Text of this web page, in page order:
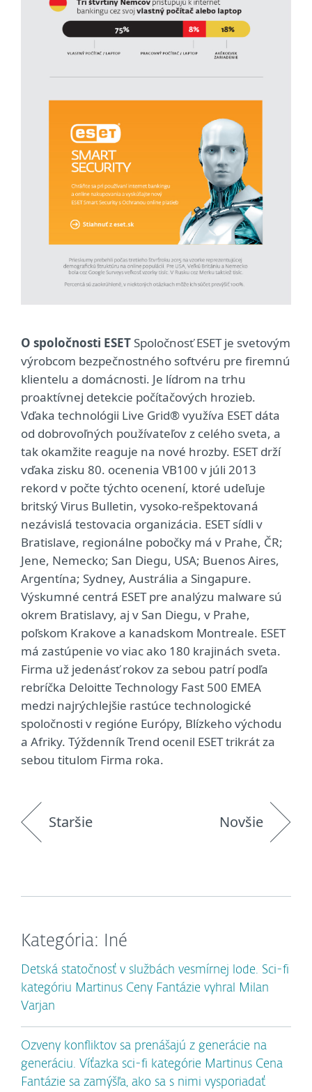
O spoločnosti ESET Spoločnosť ESET je svetovým
výrobcom bezpečnostného softvéru pre firemnú
klientelu a domácnosti. Je lídrom na trhu
proaktívnej detekcie počítačových hrozieb.
Vďaka technológii Live Grid® využíva ESET dáta
od dobrovoľných používateľov z celého sveta, a
tak okamžite reaguje na nové hrozby. ESET drží
vďaka zisku 80. ocenenia VB100 v júli 2013
rekord v počte týchto ocenení, ktoré udeľuje
britský Virus Bulletin, vysoko-rešpektovaná
nezávislá testovacia organizácia. ESET sídli v
Bratislave, regionálne pobočky má v Prahe, ČR;
Jene, Nemecko; San Diegu, USA; Buenos Aires,
Argentína; Sydney, Austrália a Singapure.
Výskumné centrá ESET pre analýzu malware sú
okrem Bratislavy, aj v San Diegu, v Prahe,
poľskom Krakove a kanadskom Montreale. ESET
má zastúpenie vo viac ako 180 krajinách sveta.
Firma už jedenásť rokov za sebou patrí podľa
rebríčka Deloitte Technology Fast 500 EMEA
medzi najrýchlejšie rastúce technologické
spoločnosti v regióne Európy, Blízkeho východu
a Afriky. Týždenník Trend ocenil ESET trikrát za
sebou titulom Firma roka.
Staršie Novšie
Kategória: Iné
Detská statočnosť v službách vesmírnej lode. Sci-fi
kategóriu Martinus Ceny Fantázie vyhral Milan
Varjan
Ozveny konfliktov sa prenášajú z generácie na
generáciu. Víťazka sci-fi kategórie Martinus Cena
Fantázie sa zamýšľa, ako sa s nimi vysporiadať